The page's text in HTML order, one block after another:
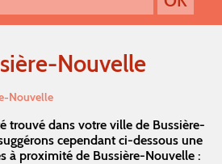
Nouvelle
Nouvelle
trouvé dans votre ville de Bussière-
cependant ci-dessous une
à proximité de Bussière-Nouvelle :